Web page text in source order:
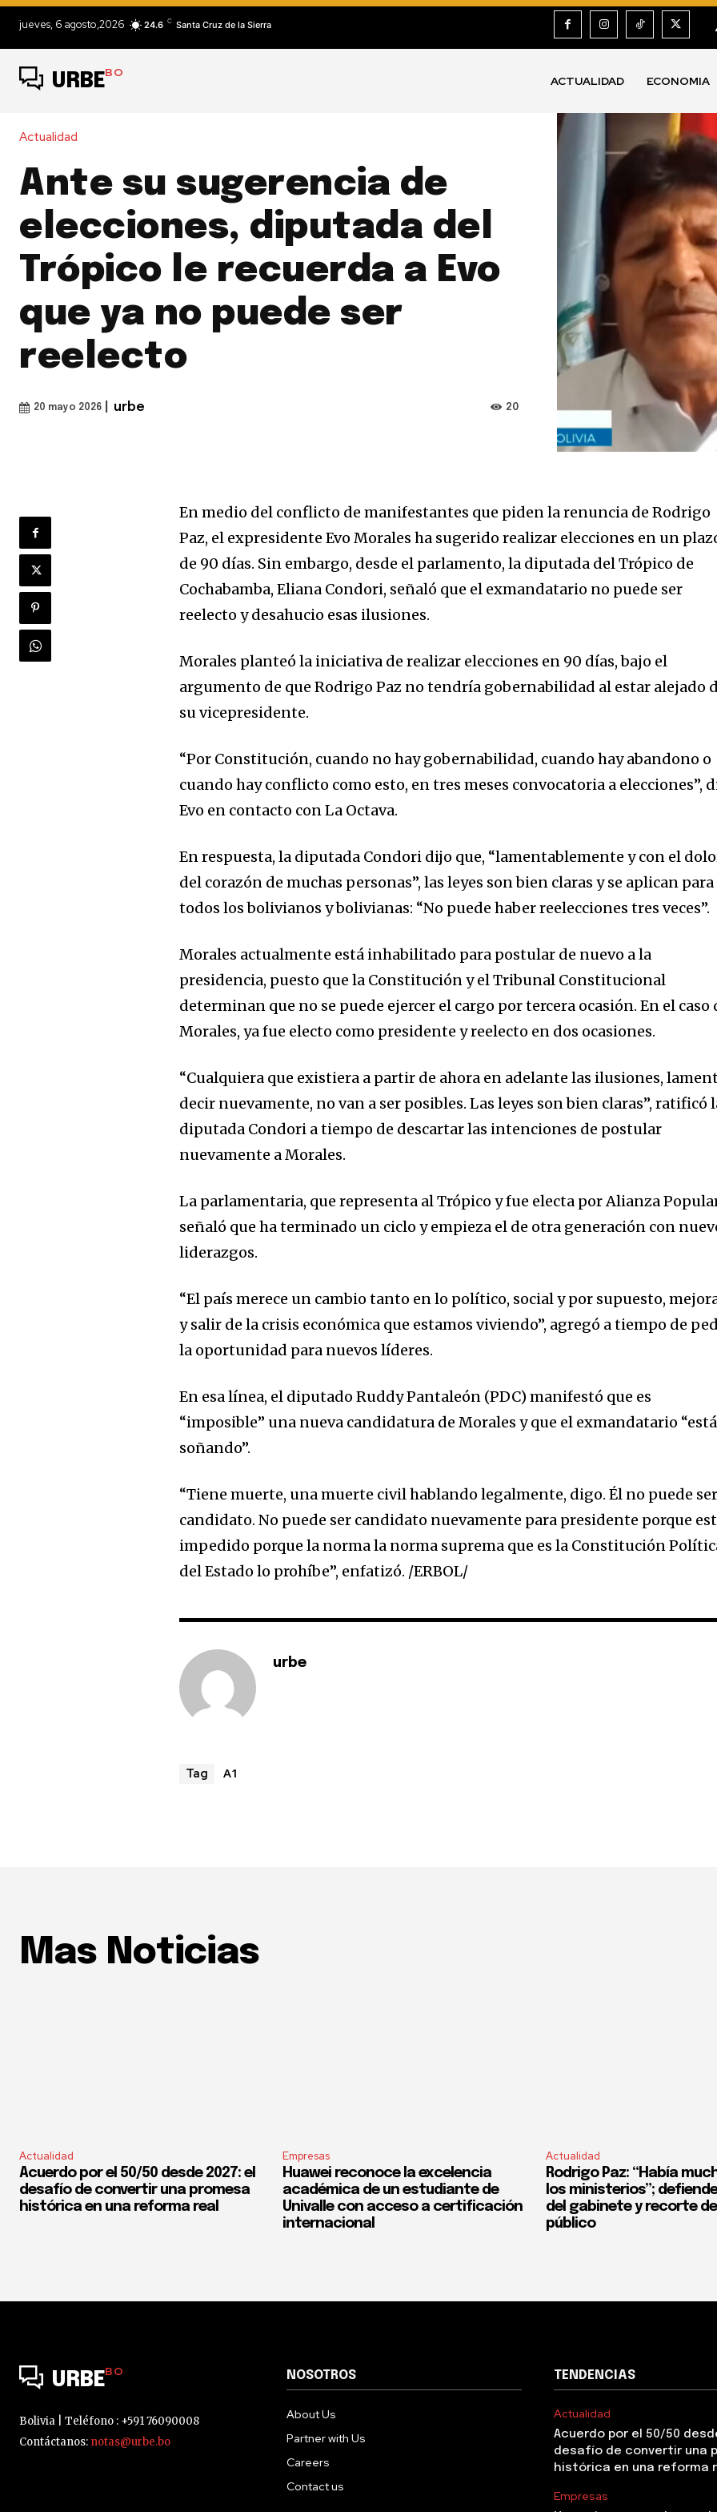
Join our community of
SUBSCRIBERS and be part
of the conversation.
To subscribe, simply enter your email address on our website or click
won't spam your inbox. Your information is safe with us.
jueves, 6 agosto,2026 24.6 C Santa Cruz de la Sierra
URBEBO
ACTUALIDAD ECONOMIA
Actualidad
Ante su sugerencia de
elecciones, diputada del
Trópico le recuerda a Evo
que ya no puede ser
reelecto
20 mayo 2026 urbe 20
En medio del conflicto de manifestantes que piden la renuncia de Rodrigo
Paz, el expresidente Evo Morales ha sugerido realizar elecciones en un
de 90 días. Sin embargo, desde el parlamento, la diputada del Trópico de
Cochabamba, Eliana Condori, señaló que el exmandatario no puede ser
reelecto y desahucio esas ilusiones.
Morales planteó la iniciativa de realizar elecciones en 90 días, bajo el
argumento de que Rodrigo Paz no tendría gobernabilidad al estar alejado
su vicepresidente.
“Por Constitución, cuando no hay gobernabilidad, cuando hay abandono o
cuando hay conflicto como esto, en tres meses convocatoria a elecciones”,
Evo en contacto con La Octava.
En respuesta, la diputada Condori dijo que, “lamentablemente y con el
del corazón de muchas personas”, las leyes son bien claras y se aplican para
todos los bolivianos y bolivianas: “No puede haber reelecciones tres veces”.
Morales actualmente está inhabilitado para postular de nuevo a la
presidencia, puesto que la Constitución y el Tribunal Constitucional
determinan que no se puede ejercer el cargo por tercera ocasión. En el caso
Morales, ya fue electo como presidente y reelecto en dos ocasiones.
“Cualquiera que existiera a partir de ahora en adelante las ilusiones,
decir nuevamente, no van a ser posibles. Las leyes son bien claras”, ratificó
diputada Condori a tiempo de descartar las intenciones de postular
nuevamente a Morales.
La parlamentaria, que representa al Trópico y fue electa por Alianza
señaló que ha terminado un ciclo y empieza el de otra generación con
liderazgos.
“El país merece un cambio tanto en lo político, social y por supuesto,
y salir de la crisis económica que estamos viviendo”, agregó a tiempo de
la oportunidad para nuevos líderes.
En esa línea, el diputado Ruddy Pantaleón (PDC) manifestó que es
“imposible” una nueva candidatura de Morales y que el exmandatario “está
soñando”.
“Tiene muerte, una muerte civil hablando legalmente, digo. Él no puede ser
candidato. No puede ser candidato nuevamente para presidente porque
impedido porque la norma la norma suprema que es la Constitución
del Estado lo prohíbe”, enfatizó. /ERBOL/
urbe
Tag A1
Mas Noticias
Actualidad
Acuerdo por el 50/50 desde 2027: el
desafío de convertir una promesa
histórica en una reforma real
Empresas
Huawei reconoce la excelencia
académica de un estudiante de
Univalle con acceso a certificación
internacional
Actualidad
Rodrigo Paz: “Había
los ministerios”;
del gabinete y recorte
público
URBEBO
Bolivia | Teléfono : +591 76090008
Contáctanos: notas@urbe.bo
NOSOTROS
About Us
Partner with Us
Careers
Contact us
TENDENCIAS
Actualidad
Acuerdo por el 50/50
desafío de convertir una
histórica en una reforma
Empresas